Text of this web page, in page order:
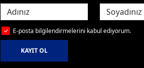
E-posta bilgilendirmelerini kabul ediyorum.
KAYIT OL